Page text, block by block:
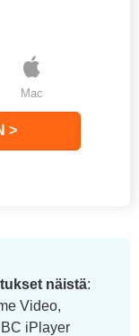
Mac
>
näistä:
Video,
iPlayer